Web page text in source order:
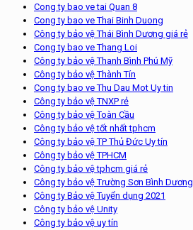
Cong ty bao ve tai Quan 8
Cong ty bao ve Thai Binh Duong
Công ty bảo vệ Thái Bình Dương giá rẻ
Cong ty bao ve Thang Loi
Công ty bảo vệ Thanh Bình Phú Mỹ
Công ty bảo vệ Thành Tín
Cong ty bao ve Thu Dau Mot Uy tin
Công ty bảo vệ TNXP rẻ
Công ty bảo vệ Toàn Cầu
Công ty bảo vệ tốt nhất tphcm
Công ty bảo vệ TP Thủ Đức Uy tín
Công ty bảo vệ TPHCM
Công ty bảo vệ tphcm giá rẻ
Công ty bảo vệ Trường Sơn Bình Dương
Công ty Bảo vệ Tuyển dụng 2021
Công ty bảo vệ Unity
Công ty bảo vệ uy tín